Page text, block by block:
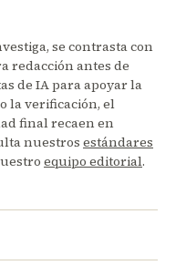
se contrasta con
redacción antes de
de IA para apoyar la
la verificación, el
final recaen en
nuestros estándares
equipo editorial.